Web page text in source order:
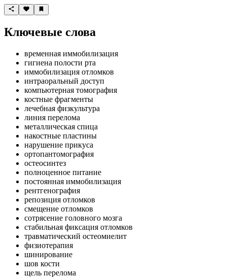
Ключевые слова
временная иммобилизация
гигиена полости рта
иммобилизация отломков
интраоральный доступ
компьютерная томография
костные фрагменты
лечебная физкультура
линия перелома
металлическая спица
накостные пластины
нарушение прикуса
ортопантомография
остеосинтез
полноценное питание
постоянная иммобилизация
рентгенография
репозиция отломков
смещение отломков
сотрясение головного мозга
стабильная фиксация отломков
травматический остеомиелит
физиотерапия
шинирование
шов кости
щель перелома